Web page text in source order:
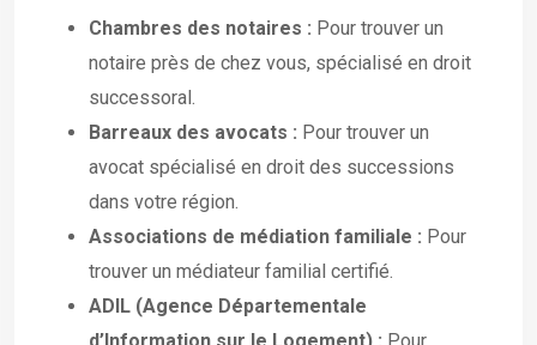
Chambres des notaires : Pour trouver un
notaire près de chez vous, spécialisé en droit
successoral.
Barreaux des avocats : Pour trouver un
avocat spécialisé en droit des successions
dans votre région.
Associations de médiation familiale : Pour
trouver un médiateur familial certifié.
ADIL (Agence Départementale